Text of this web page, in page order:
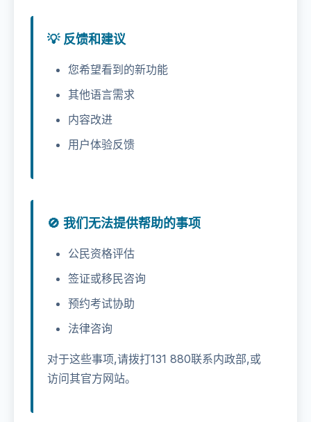
💡 反馈和建议
您希望看到的新功能
其他语言需求
内容改进
用户体验反馈
🚫 我们无法提供帮助的事项
公民资格评估
签证或移民咨询
预约考试协助
法律咨询
对于这些事项,请拨打131 880联系内政部,或
访问其官方网站。